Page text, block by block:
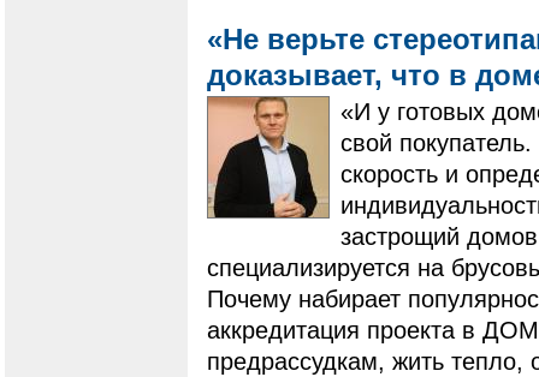
«Не верьте
доказывает, что в
«И у готовых
свой
скорость и
застрощий
специализируется на
Почему набирает
аккредитация проекта в
предрассудкам, жить